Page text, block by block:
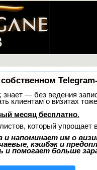
знает — без ведения
клиентам о визитах
месяц бесплатно.
который упрощает
и напоминает им о
кэшбэк и
и помогает больше